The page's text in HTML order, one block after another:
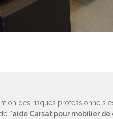
des risques professionnels
l’aide Carsat pour mobilier de